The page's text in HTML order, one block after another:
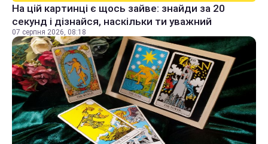
На цій картинці є щось зайве: знайди за 20
секунд і дізнайся, наскільки ти уважний
07 серпня 2026, 08:18